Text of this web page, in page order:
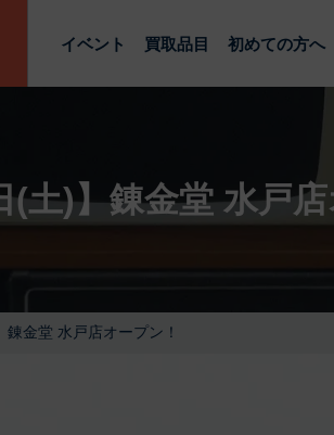
イベント 買取品目 初めての方へ
(土)】錬金堂 水戸店
錬金堂 水戸店オープン！